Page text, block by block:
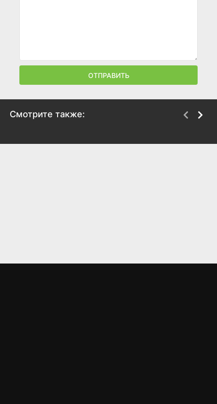
ОТПРАВИТЬ
Смотрите также: